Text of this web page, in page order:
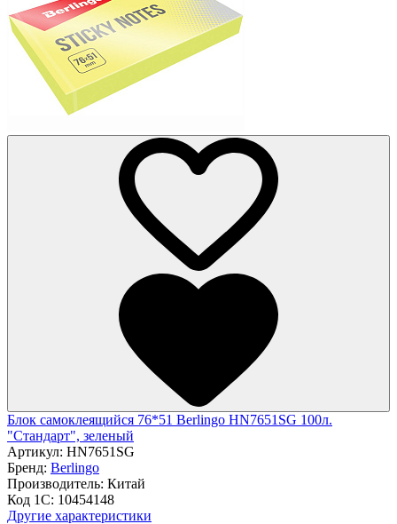
Блок самоклеящийся 76*51 Berlingo HN7651SG 100л.
"Стандарт", зеленый
Артикул: HN7651SG
Бренд: Berlingo
Производитель: Китай
Код 1С: 10454148
Другие характеристики